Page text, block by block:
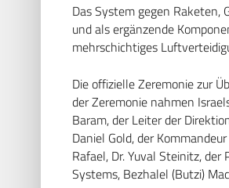
Das System gegen
und als ergänzende
mehrschichtiges
Die offizielle Zeremonie zur
der Zeremonie nahmen
Baram, der Leiter der
Daniel Gold, der
Rafael, Dr. Yuval Steinitz, der
Systems, Bezhalel (Butzi)